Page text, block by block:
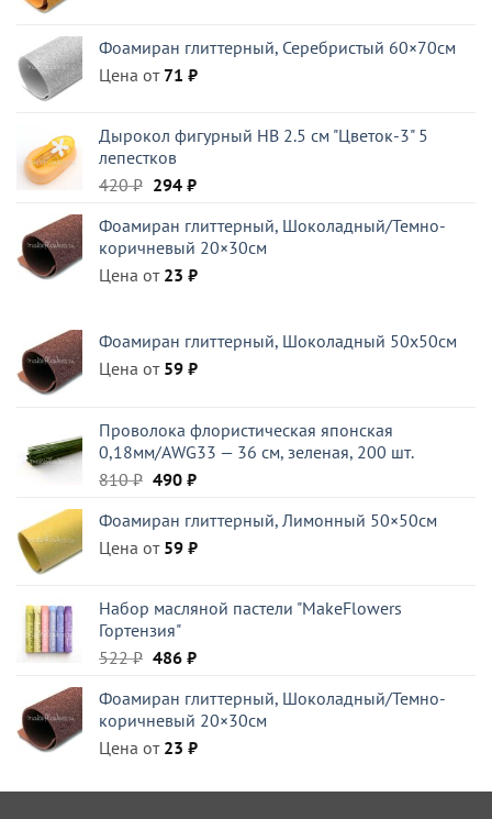
Фоамиран глиттерный, Серебристый 60×70см
Цена от 71 ₽
Дырокол фигурный HB 2.5 см "Цветок-3" 5
лепестков
420₽ Первоначальная
составляла
420 ₽.
294 ₽Текущая
294 ₽.
Фоамиран глиттерный, Шоколадный/Темно-
коричневый 20×30см
Цена от 23 ₽
Фоамиран глиттерный, Шоколадный 50x50см
Цена от 59 ₽
Проволока флористическая японская
0,18мм/AWG33 — 36 см, зеленая, 200 шт.
810₽ Первоначальная
составляла
810 ₽.
490 ₽Текущая
490 ₽.
Фоамиран глиттерный, Лимонный 50×50см
Цена от 59 ₽
Набор масляной пастели "MakeFlowers
Гортензия"
522₽ Первоначальная
составляла
522 ₽.
486 ₽Текущая
486 ₽.
Фоамиран глиттерный, Шоколадный/Темно-
коричневый 20×30см
Цена от 23 ₽